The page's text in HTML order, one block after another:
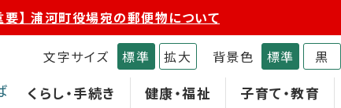
要】 浦河町役場宛の郵便物について
くらし・手続き 健康・福祉 子育て・教育
文字サイズ 標準 拡大 背景色 標準 黒